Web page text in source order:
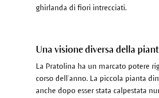
ghirlanda di fiori intrecciati.
Una visione diversa della
La Pratolina ha un marcato potere
corso dell’anno. La piccola pianta
anche dopo esser stata calpestata